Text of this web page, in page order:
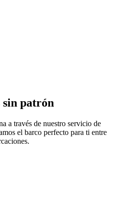
sin patrón
a través de nuestro servicio de
el barco perfecto para ti entre